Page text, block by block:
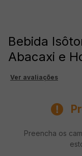
Bebida
Abacaxi e
Ver avaliações
Preencha os